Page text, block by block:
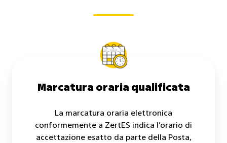
Marcatura oraria qualificata
La marcatura oraria elettronica
conformemente a ZertES indica l’orario di
accettazione esatto da parte della Posta,